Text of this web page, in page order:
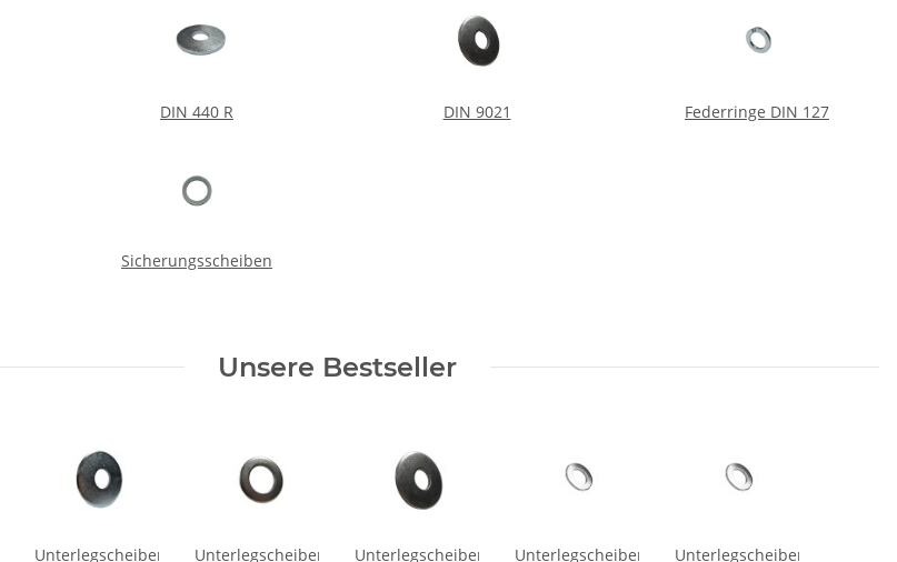
DIN 440 R DIN 9021 Federringe DIN 127
Sicherungsscheiben
Unsere Bestseller
Unterlegscheiben
Unterlegscheiben
Unterlegscheiben
Unterlegscheiben
Unterlegscheiben